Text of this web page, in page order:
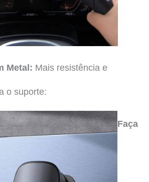
Metal: Mais resistência e
o suporte:
Faça